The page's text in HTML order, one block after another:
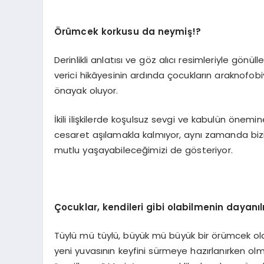
Örümcek korkusu da neymiş!?
Derinlikli anlatısı ve göz alıcı resimleriyle
verici hikâyesinin ardında çocukların
önayak oluyor.
İkili ilişkilerde koşulsuz sevgi ve kabulün
cesaret aşılamakla kalmıyor, aynı zamanda
mutlu yaşayabileceğimizi de gösteriyor.
Çocuklar, kendileri gibi olabilmenin
Tüylü mü tüylü, büyük mü büyük bir örümcek
yeni yuvasının keyfini sürmeye hazırlanırken